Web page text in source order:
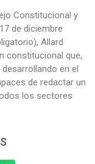
Constitucional y
de diciembre
Allard
constitucional que,
en el
de redactar un
los sectores